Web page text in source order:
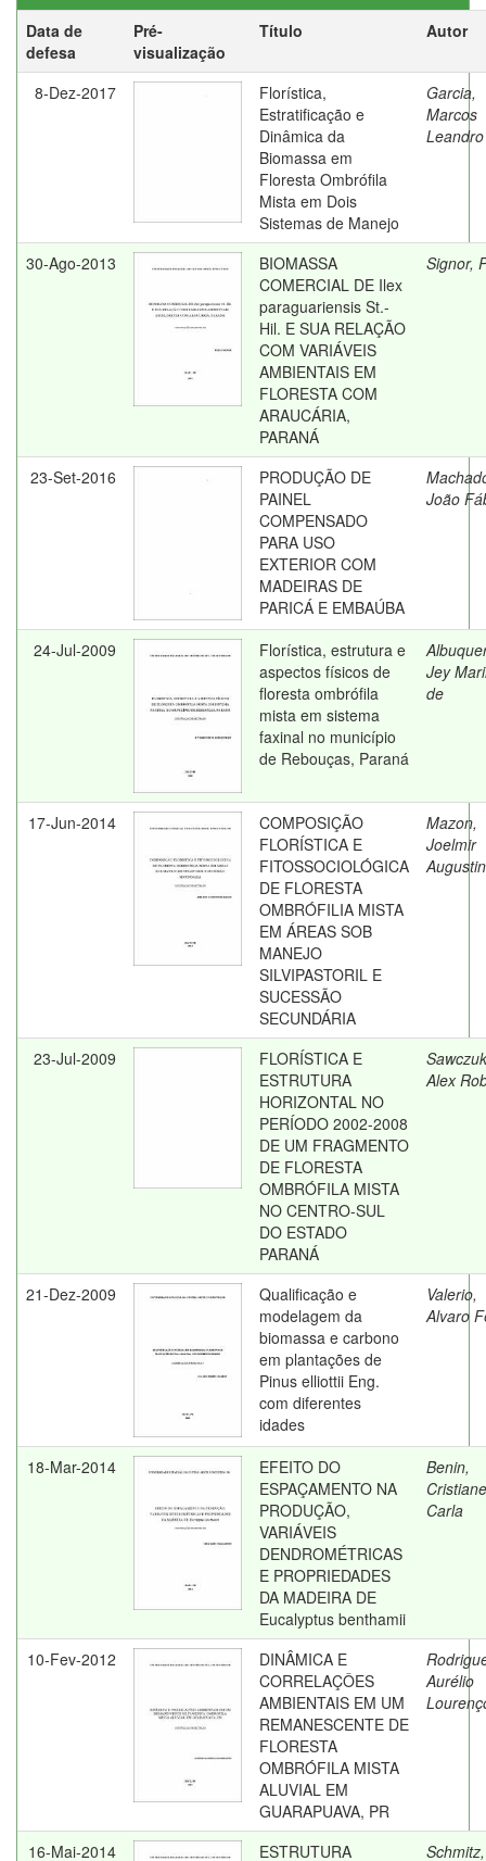
Data de
defesa
Pré-
visualização
Título Autor
8-Dez-2017
Florística,
Estratificação e
Dinâmica da
Biomassa em
Floresta Ombrófila
Mista em Dois
Sistemas de Manejo
Garcia,
Marcos
Leandro
30-Ago-2013
BIOMASSA
COMERCIAL DE Ilex
paraguariensis St.-
Hil. E SUA RELAÇÃO
COM VARIÁVEIS
AMBIENTAIS EM
FLORESTA COM
ARAUCÁRIA,
PARANÁ
Signor,
23-Set-2016
PRODUÇÃO DE
PAINEL
COMPENSADO
PARA USO
EXTERIOR COM
MADEIRAS DE
PARICÁ E EMBAÚBA
João
24-Jul-2009
Florística, estrutura e
aspectos físicos de
floresta ombrófila
mista em sistema
faxinal no município
de Rebouças, Paraná
Jey
de
17-Jun-2014
COMPOSIÇÃO
FLORÍSTICA E
FITOSSOCIOLÓGICA
DE FLORESTA
OMBRÓFILIA MISTA
EM ÁREAS SOB
MANEJO
SILVIPASTORIL E
SUCESSÃO
SECUNDÁRIA
Mazon,
Joelmir
23-Jul-2009
FLORÍSTICA E
ESTRUTURA
HORIZONTAL NO
PERÍODO 2002-2008
DE UM FRAGMENTO
DE FLORESTA
OMBRÓFILA MISTA
NO CENTRO-SUL
DO ESTADO
PARANÁ
Alex
21-Dez-2009
Qualificação e
modelagem da
biomassa e carbono
em plantações de
Pinus elliottii Eng.
com diferentes
idades
Valerio,
Alvaro
18-Mar-2014
EFEITO DO
ESPAÇAMENTO NA
PRODUÇÃO,
VARIÁVEIS
DENDROMÉTRICAS
E PROPRIEDADES
DA MADEIRA DE
Eucalyptus benthamii
Benin,
Cristiane
Carla
10-Fev-2012
DINÂMICA E
CORRELAÇÔES
AMBIENTAIS EM UM
REMANESCENTE DE
FLORESTA
OMBRÓFILA MISTA
ALUVIAL EM
GUARAPUAVA, PR
Aurélio
16-Mai-2014 ESTRUTURA Schmitz,